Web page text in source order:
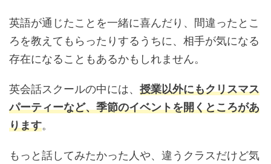
英語が通じたことを一緒に喜んだり、間違ったとこ
ろを教えてもらったりするうちに、相手が気になる
存在になることもあるかもしれません。
英会話スクールの中には、 授業以外にもクリスマス
パーティーなど、季節のイベントを開くところがあ
ります。
もっと話してみたかった人や、違うクラスだけど気